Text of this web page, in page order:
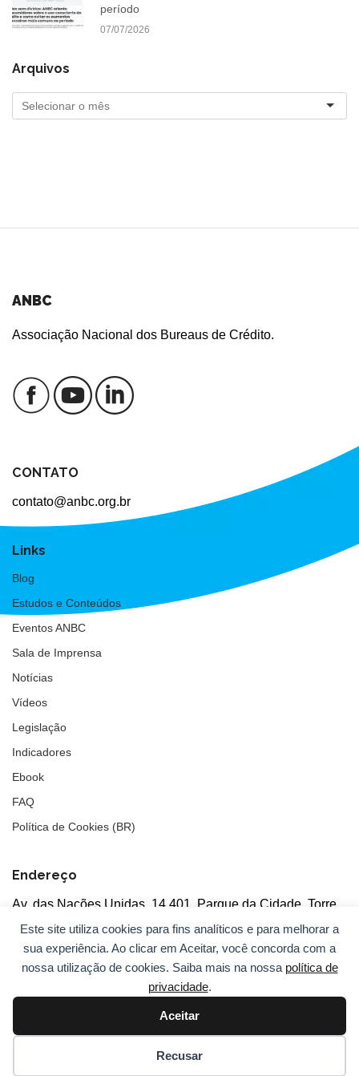
Este site utiliza cookies para fins analíticos e para melhorar a
sua experiência. Ao clicar em Aceitar, você concorda com a
nossa utilização de cookies. Saiba mais na nossa política de
privacidade.
Aceitar
Recusar
período
07/07/2026
Arquivos
ANBC
Associação Nacional dos Bureaus de Crédito.
CONTATO
contato@anbc.org.br
Links
Blog
Estudos e Conteúdos
Eventos ANBC
Sala de Imprensa
Notícias
Vídeos
Legislação
Indicadores
Ebook
FAQ
Política de Cookies (BR)
Endereço
Av. das Nações Unidas, 14.401, Parque da Cidade, Torre
Tarumã
5°andar, salas 502/503, CEP: 04730-090, São Paulo, SP
Todos os direitos reservados.